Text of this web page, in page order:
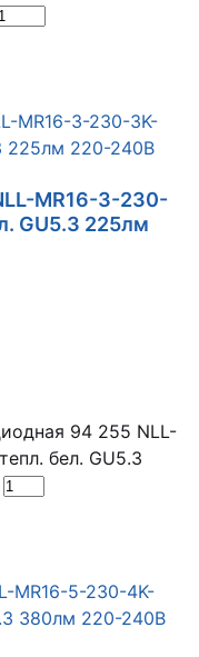
MR16-3-230-
GU5.3 225лм
94 255 NLL-
бел. GU5.3